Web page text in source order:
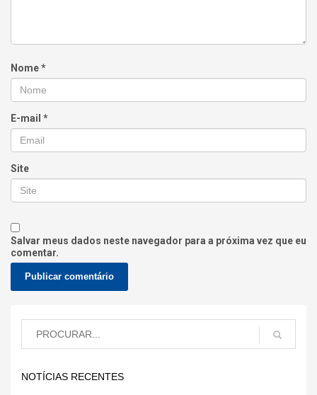
Nome*
E-mail *
Site
Salvar meus dados neste navegador para a próxima vez que eu
comentar.
NOTÍCIAS RECENTES